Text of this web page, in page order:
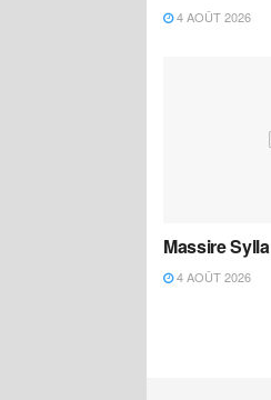
4 AOÛT 2026
Massire Sylla
4 AOÛT 2026